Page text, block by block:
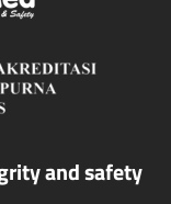
and safety